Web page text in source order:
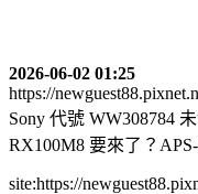
2026-06-02 01:25
https://
Sony 代號 WW308784
RX100M8 要來了？
site:https://